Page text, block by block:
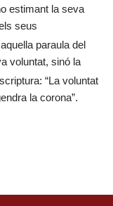
estimant la seva
seus
paraula del
voluntat, sinó la
“La voluntat
la corona”.